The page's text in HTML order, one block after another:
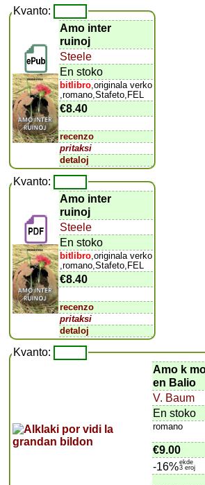
Kvanto:
Amo inter
ruinoj
Steele
En stoko
bitlibro ,originala verko
,romano,Stafeto,FEL
€8.40
recenzo
pritaksi
detaloj
Kvanto:
Amo inter
ruinoj
Steele
En stoko
bitlibro ,originala verko
,romano,Stafeto,FEL
€8.40
recenzo
pritaksi
detaloj
Kvanto:
Amo k
en Balio
V. Baum
En stoko
romano
€9.00
-16%ekde
3 eroj